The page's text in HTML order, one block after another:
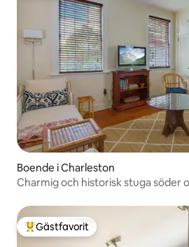
Boende i Charleston
Charmig och historisk stuga söder
Populär gästfavorit
Gästfavorit